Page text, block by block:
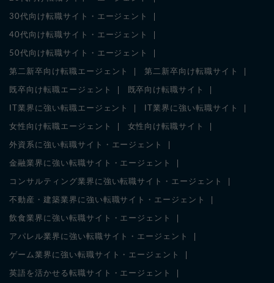
30代向け転職サイト・エージェント
40代向け転職サイト・エージェント
50代向け転職サイト・エージェント
第二新卒向け転職エージェント 第二新卒向け転職サイト
既卒向け転職エージェント 既卒向け転職サイト
IT業界に強い転職エージェント IT業界に強い転職サイト
女性向け転職エージェント 女性向け転職サイト
外資系に強い転職サイト・エージェント
金融業界に強い転職サイト・エージェント
コンサルティング業界に強い転職サイト・エージェント
不動産・建築業界に強い転職サイト・エージェント
飲食業界に強い転職サイト・エージェント
アパレル業界に強い転職サイト・エージェント
ゲーム業界に強い転職サイト・エージェント
英語を活かせる転職サイト・エージェント